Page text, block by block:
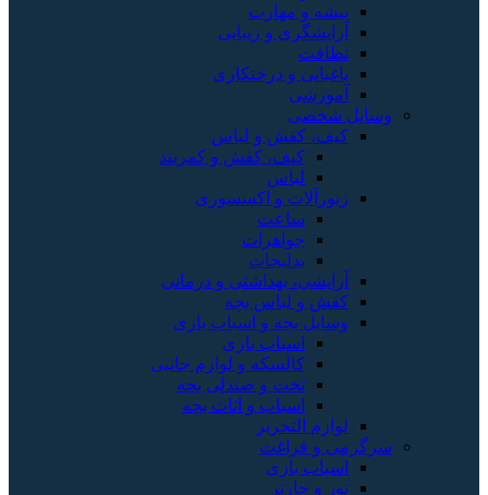
پیشه و مهارت
آرایشگری و زیبایی
نظافت
باغبانی و درختکاری
آموزشی
وسایل شخصی
کیف، کفش و لباس
کیف، کفش و کمربند
لباس
زیورآلات و اکسسوری
ساعت
جواهرات
بدلیجات
آرایشی، بهداشتی و درمانی
کفش و لباس بچه
وسایل بچه و اسباب بازی
اسباب بازی
کالسکه و لوازم جانبی
تخت و صندلی بچه
اسباب و اثاث بچه
لوازم التحریر
سرگرمی و فراغت
اسباب‌ بازی
تور و چارتر